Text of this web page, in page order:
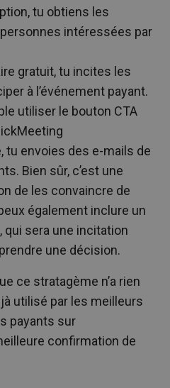
tu obtiens les
intéressées par
gratuit, tu incites les
à l’événement payant.
utiliser le bouton CTA
tu envoies des e-mails de
Bien sûr, c’est une
de les convaincre de
également inclure un
qui sera une incitation
une décision.
ce stratagème n’a rien
utilisé par les meilleurs
payants sur
confirmation de